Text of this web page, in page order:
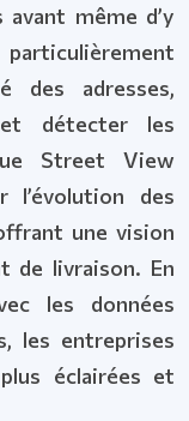
même d’y
des adresses,
détecter les
Street View
l’évolution des
une vision
de livraison. En
les données
les entreprises
éclairées et